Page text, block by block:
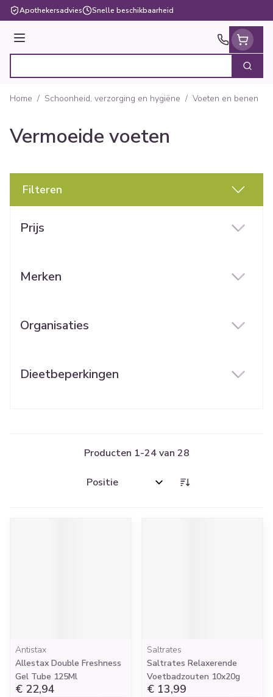
Ga naar de inhoud
Apothekersadvies Snelle beschikbaarheid
Menu
Zoek
Home / Schoonheid, verzorging en hygiëne / Voeten en benen
Vermoeide voeten
Filteren
Prijs
Merken
Organisaties
Dieetbeperkingen
Producten 1-24van 28
Sorteer op:
Antistax
Allestax Double Freshness
Gel Tube 125Ml
€ 22,94
Saltrates
Saltrates Relaxerende
Voetbadzouten 10x20g
€ 13,99